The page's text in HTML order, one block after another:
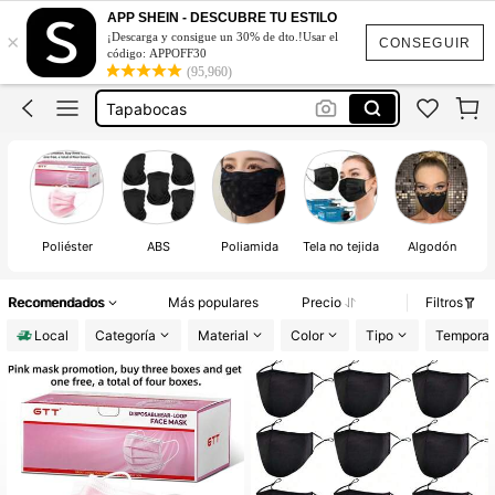
CONSEGUIR
×
APP SHEIN - DESCUBRE TU ESTILO
¡Descarga y consigue un 30% de dto.!Usar el
código: APPOFF30
(95,960)
Cubrebocas
Mascarillas Para La Cara
Tapabocas
Mascarillas Desechables
Disco Menstrual
Cubrebocas
Poliéster ABS Poliamida Tela no tejida Algodón
Recomendados Más populares Precio
Filtros
Local
Categoría Material Color Tipo